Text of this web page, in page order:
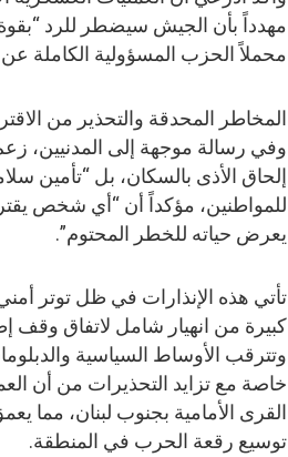
مهدداً بأن الجيش سيضطر للرد “بقوة
محملاً الحزب المسؤولية الكاملة
المخاطر المحدقة والتحذير من
وفي رسالة موجهة إلى المدنيين،
إلحاق الأذى بالسكان، بل “تأمين
للمواطنين، مؤكداً أن “أي شخص
يعرض حياته للخطر المحتوم”.
تأتي هذه الإنذارات في ظل توتر
كبيرة من انهيار شامل لاتفاق وقف
وتترقب الأوساط السياسية
خاصة مع تزايد التحذيرات من أن
القرى الأمامية بجنوب لبنان، مما
توسيع رقعة الحرب في المنطقة.